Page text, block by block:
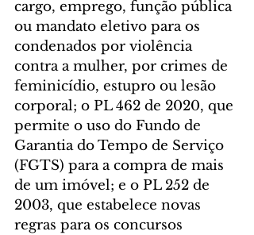
cargo, emprego, função pública
ou mandato eletivo para os
condenados por violência
contra a mulher, por crimes de
feminicídio, estupro ou lesão
corporal; o PL 462 de 2020, que
permite o uso do Fundo de
Garantia do Tempo de Serviço
(FGTS) para a compra de mais
de um imóvel; e o PL 252 de
2003, que estabelece novas
regras para os concursos